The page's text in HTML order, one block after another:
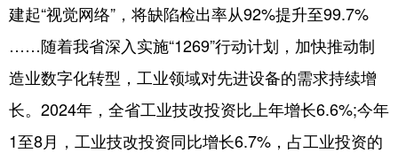
Русский язык 日本語 한국어
建起“视觉网络”，将缺陷检出率从92%提升至99.7%
……随着我省深入实施“1269”行动计划，加快推动制
造业数字化转型，工业领域对先进设备的需求持续增
长。2024年，全省工业技改投资比上年增长6.6%;今年
1至8月，工业技改投资同比增长6.7%，占工业投资的